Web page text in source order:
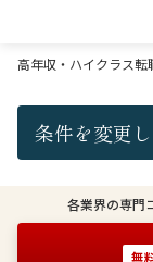
高年収・ハイクラス転
条件を変更
各業界の専門
無